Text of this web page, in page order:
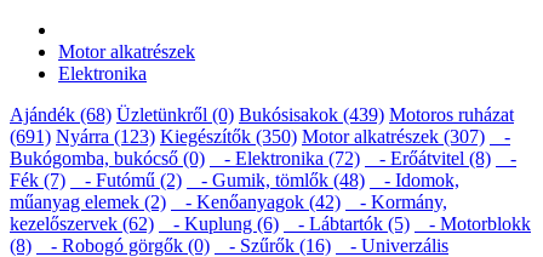
Motor alkatrészek
Elektronika
Ajándék (68) Üzletünkről (0) Bukósisakok (439) Motoros ruházat
(691) Nyárra (123) Kiegészítők (350) Motor alkatrészek (307)
-
Bukógomba, bukócső (0)
- Elektronika (72) - Erőátvitel (8)
-
Fék (7)
- Futómű (2) - Gumik, tömlők (48)
- Idomok,
műanyag elemek (2)
- Kenőanyagok (42)
- Kormány,
kezelőszervek (62)
- Kuplung (6) - Lábtartók (5)
- Motorblokk
(8)
- Robogó görgők (0) - Szűrők (16)
- Univerzális